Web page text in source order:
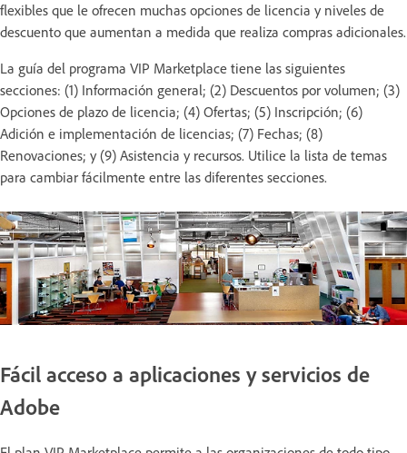
flexibles que le ofrecen muchas opciones de licencia y niveles de
descuento que aumentan a medida que realiza compras adicionales.
La guía del programa VIP Marketplace tiene las siguientes
secciones: (1) Información general; (2) Descuentos por volumen; (3)
Opciones de plazo de licencia; (4) Ofertas; (5) Inscripción; (6)
Adición e implementación de licencias; (7) Fechas; (8)
Renovaciones; y (9) Asistencia y recursos. Utilice la lista de temas
para cambiar fácilmente entre las diferentes secciones.
Fácil acceso a aplicaciones y servicios de
Adobe